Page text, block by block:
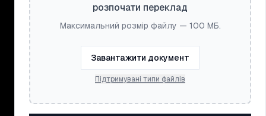
розпочати переклад
Максимальний розмір файлу — 100 МБ.
Завантажити документ
Підтримувані типи файлів